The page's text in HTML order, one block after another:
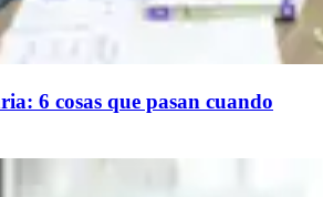
6 cosas que pasan cuando